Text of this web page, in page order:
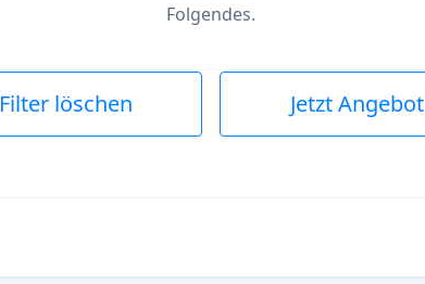
Folgendes.
Filter löschen Jetzt Angebot